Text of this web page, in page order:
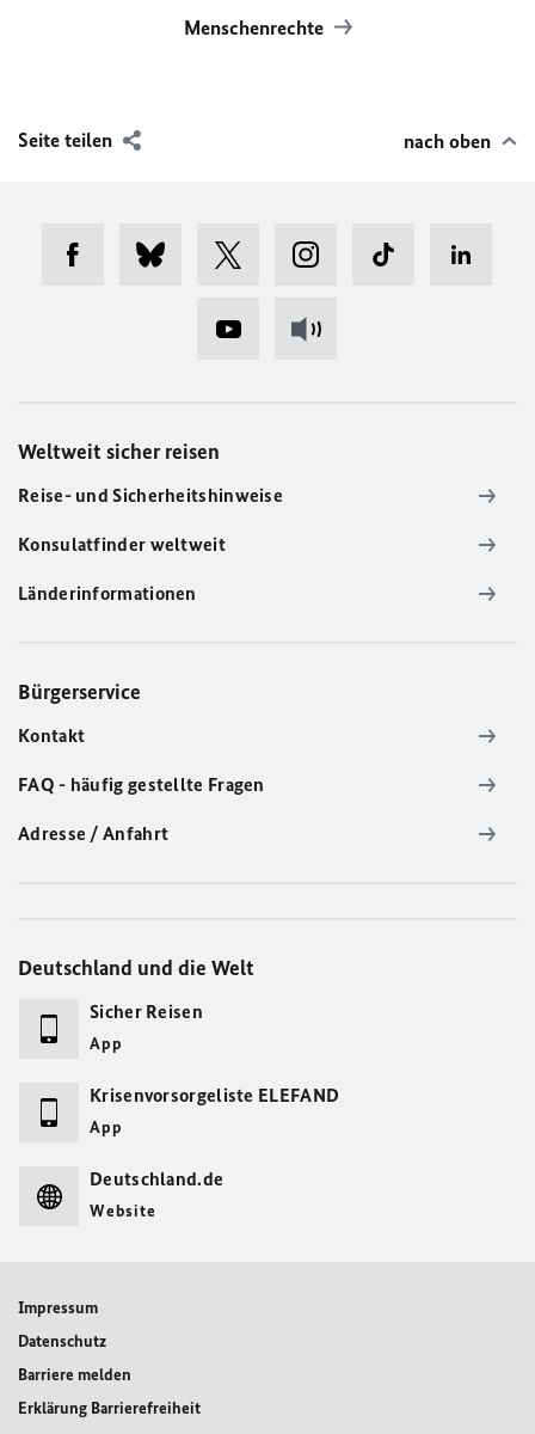
Menschenrechte
Seite teilen nach oben
Weltweit sicher reisen
Reise- und Sicherheitshinweise
Konsulatfinder weltweit
Länderinformationen
Bürgerservice
Kontakt
FAQ - häufig gestellte Fragen
Adresse / Anfahrt
Deutschland und die Welt
Sicher Reisen
App
Krisenvorsorgeliste ELEFAND
App
Deutschland.de
Website
Impressum
Datenschutz
Barriere melden
Erklärung Barrierefreiheit